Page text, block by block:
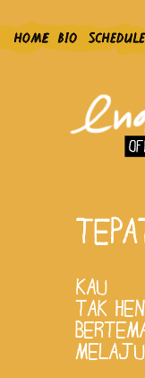
KAU
TAK
MELAJU